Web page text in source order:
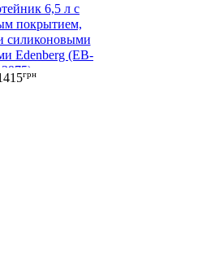
6,5 л с
покрытием,
силиконовыми
Edenberg (EB-
3975)грн